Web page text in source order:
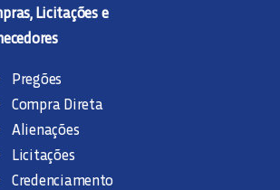
Licitações e
Pregões
Compra Direta
Alienações
Licitações
Credenciamento